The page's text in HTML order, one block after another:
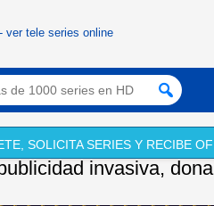
SOLICITA SERIES Y RECIBE
invasiva, dona